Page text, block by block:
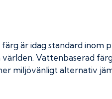
är idag standard inom
Vattenbaserad
miljövänligt alternativ